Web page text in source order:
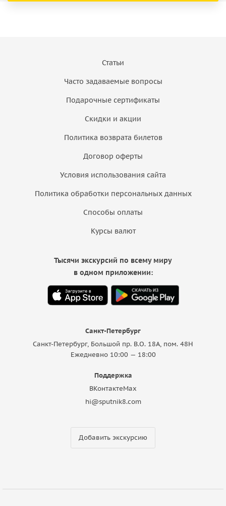
Статьи
Часто задаваемые вопросы
Подарочные сертификаты
Скидки и акции
Политика возврата билетов
Договор оферты
Условия использования сайта
Политика обработки персональных данных
Способы оплаты
Курсы валют
Санкт-Петербург
Санкт-Петербург, Большой пр. В.О. 18A, пом. 48Н
Ежедневно 10:00 — 18:00
Поддержка
ВКонтактеMax
hi@sputnik8.com
Добавить экскурсию
Тысячи экскурсий по всему миру
в одном приложении: